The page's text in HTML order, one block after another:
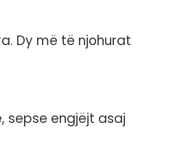
Dy më të njohurat
sepse engjëjt asaj